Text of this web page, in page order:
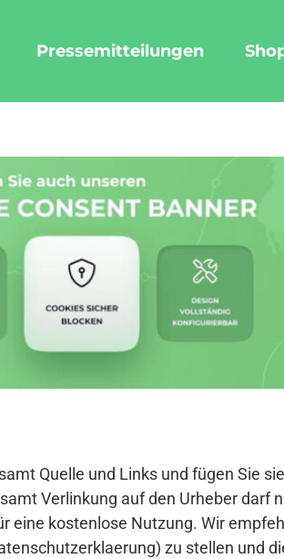
Pressemitteilungen
samt Quelle und Links und fügen Sie
Verlinkung auf den Urheber darf
eine kostenlose Nutzung. Wir
zu stellen und